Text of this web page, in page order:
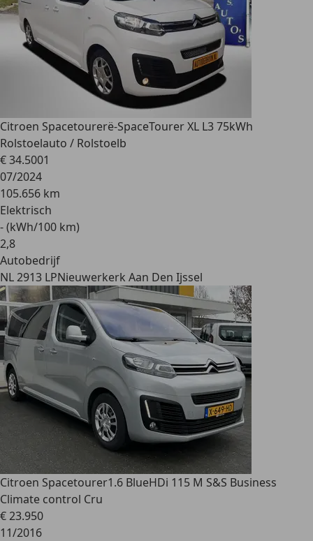
Citroen Spacetourerë-SpaceTourer XL L3 75kWh
Rolstoelauto / Rolstoelb
€ 34.5001
07/2024
105.656 km
Elektrisch
- (kWh/100 km)
2,8
Autobedrijf
NL 2913 LPNieuwerkerk Aan Den Ijssel
Citroen Spacetourer1.6 BlueHDi 115 M S&S Business
Climate control Cru
€ 23.950
11/2016